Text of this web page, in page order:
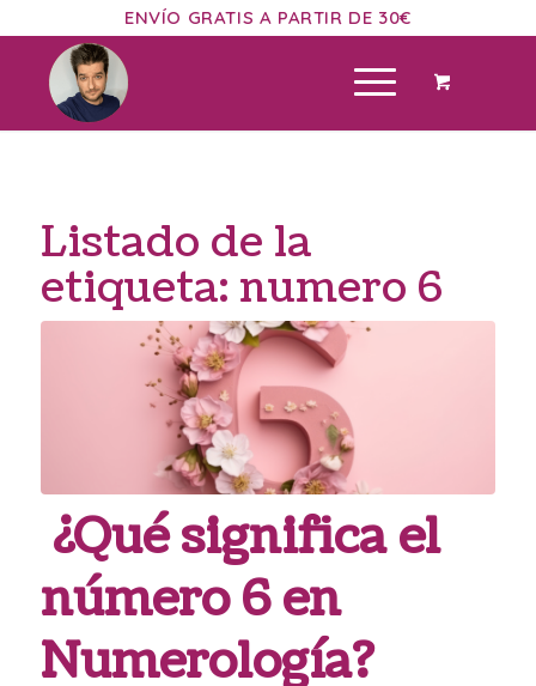
ENVÍO GRATIS A PARTIR DE 30€
Listado de la
etiqueta: numero 6
¿Qué significa el
número 6 en
Numerología?